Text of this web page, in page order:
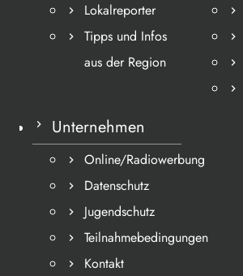
Lokalreporter
Tipps und Infos
aus der Region
Unternehmen
Online/Radiowerbung
Datenschutz
Jugendschutz
Teilnahmebedingungen
Kontakt